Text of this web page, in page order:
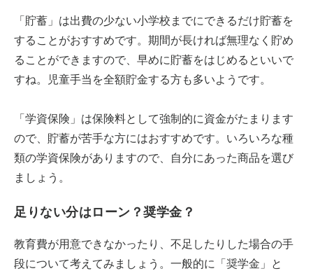
「貯蓄」は出費の少ない小学校までにできるだけ貯蓄を
することがおすすめです。期間が長ければ無理なく貯め
ることができますので、早めに貯蓄をはじめるといいで
すね。児童手当を全額貯金する方も多いようです。
「学資保険」は保険料として強制的に資金がたまります
ので、貯蓄が苦手な方にはおすすめです。いろいろな種
類の学資保険がありますので、自分にあった商品を選び
ましょう。
足りない分はローン？奨学金？
教育費が用意できなかったり、不足したりした場合の手
段について考えてみましょう。一般的に「奨学金」と